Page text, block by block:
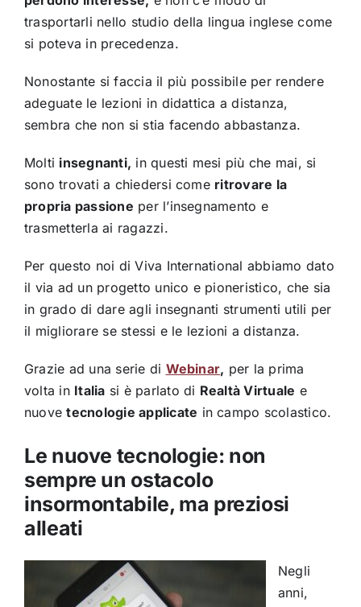
trasportarli nello studio della lingua inglese come
si poteva in precedenza.
Nonostante si faccia il più possibile per rendere
adeguate le lezioni in didattica a distanza,
sembra che non si stia facendo abbastanza.
Molti insegnanti, in questi mesi più che mai, si
sono trovati a chiedersi come ritrovare la
propria passione per l’insegnamento e
trasmetterla ai ragazzi.
Per questo noi di Viva International abbiamo dato
il via ad un progetto unico e pioneristico, che sia
in grado di dare agli insegnanti strumenti utili per
il migliorare se stessi e le lezioni a distanza.
Grazie ad una serie di Webinar, per la prima
volta in Italia si è parlato di Realtà Virtuale e
nuovetecnologie applicate in campo scolastico.
Le nuove tecnologie: non
sempre un ostacolo
insormontabile, ma preziosi
alleati
Negli
anni,